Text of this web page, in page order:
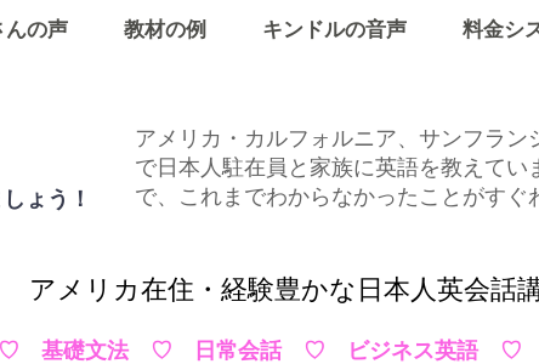
ょう！
アメリカ・カルフォルニア、サンフラ
で日本人駐在員と家族に英語を教えて
で、これまでわからなかったことがすぐ
アメリカ在住・経験豊かな日本人英会話
礎文法 ♡ 日常会話 ♡ ビジネス英語 ♡
んの声 教材の例 キンドルの音声 料金シ